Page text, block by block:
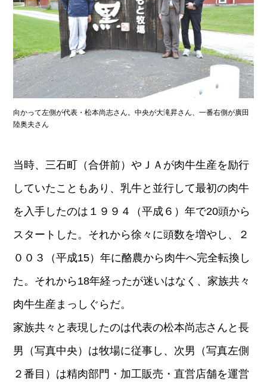
向かって左側が代表・松本尚志さん。中央が大滝昇さん、一番右側が廣田
陸奥夫さん
当時、三石町（合併前）やＪＡが肉牛生産を励行
していたこともあり、乳牛と並行して最初の肉牛
を入手したのは１９９４（平成６）年で20頭から
スタートした。それから徐々に頭数を増やし、２
００３（平成15）年に酪農から肉牛へ完全転換し
た。それから18年経ったが迷いはなく、家族共々
肉牛生産まっしぐらだ。
家族共々と表現したのは代表の松本尚志さんと長
男（写真中央）は牧場に従事し、次男（写真左側
２番目）は精肉部門・加工販売・直営店舗を運営